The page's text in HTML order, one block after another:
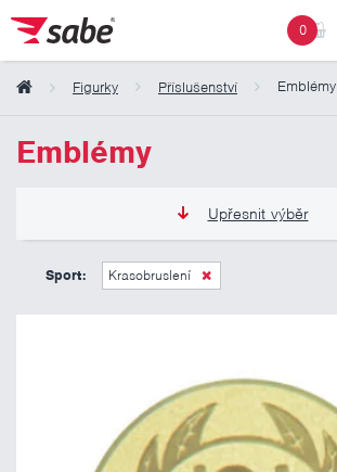
0
Figurky Příslušenství Emblémy
Emblémy
Upřesnit výběr
6 Kč
Sport: Krasobruslení
Obsah košíku